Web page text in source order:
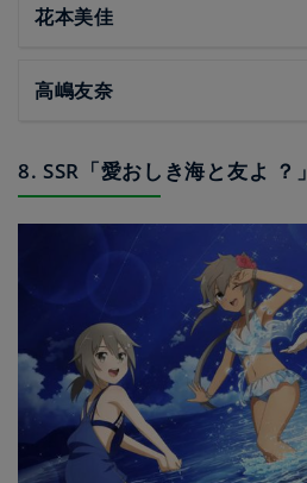
花本美佳
高嶋友奈
8. SSR「愛おしき海と友よ ？」